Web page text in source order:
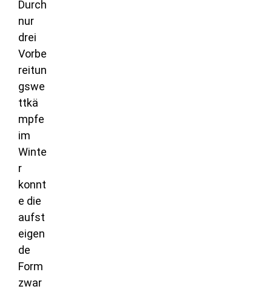
Durch
nur
drei
Vorbe
reitun
gswe
ttkä
mpfe
im
Winte
r
konnt
e die
aufst
eigen
de
Form
zwar